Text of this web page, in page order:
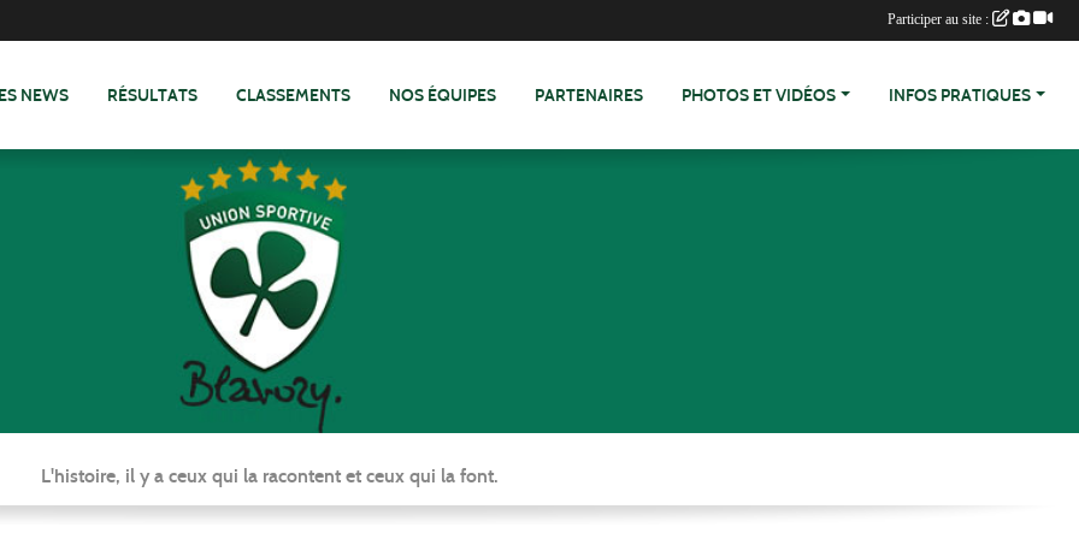
NEWS RÉSULTATS CLASSEMENTS NOS ÉQUIPES PARTENAIRES PHOTOS ET VIDÉOS INFOS PRATIQUES
L'histoire, il y a ceux qui la racontent et ceux qui la font.
Participer au site :